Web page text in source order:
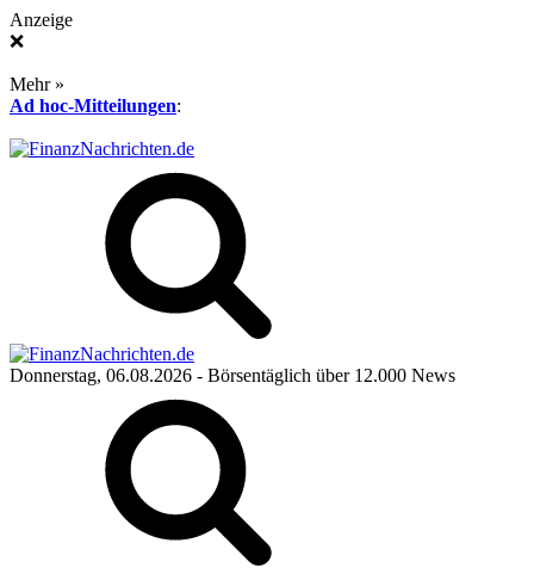
Anzeige
❌
Mehr »
Ad hoc-Mitteilungen:
Donnerstag, 06.08.2026 - Börsentäglich über 12.000 News